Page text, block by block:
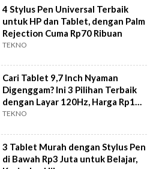
4 Stylus Pen Universal Terbaik
untuk HP dan Tablet, dengan Palm
Rejection Cuma Rp70 Ribuan
TEKNO
Cari Tablet 9,7 Inch Nyaman
Digenggam? Ini 3 Pilihan Terbaik
dengan Layar 120Hz, Harga Rp1
Jutaan
TEKNO
3 Tablet Murah dengan Stylus Pen
di Bawah Rp3 Juta untuk Belajar,